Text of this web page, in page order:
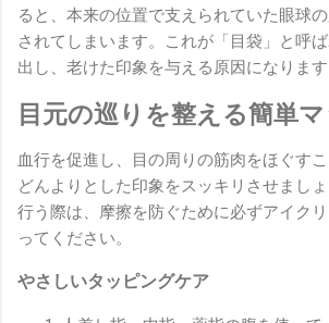
ると、本来の位置で支えられていた眼球
されてしまいます。これが「目袋」と呼
出し、老けた印象を与える原因になります
目元の巡りを整える簡単
血行を促進し、目の周りの筋肉をほぐす
どんよりとした印象をスッキリさせまし
行う際は、摩擦を防ぐために必ずアイク
ってください。
やさしいタッピングケア